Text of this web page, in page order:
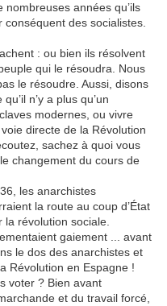
années qu’ils
des socialistes.
: ou bien ils résolvent
qui le résoudra. Nous
le résoudre. Aussi, disons
n’y a plus qu’un
modernes, ou vivre
directe de la Révolution
sachez à quoi vous
changement du cours de
les anarchistes
la route au coup d’État
révolution sociale.
gaiement ... avant
le dos des anarchistes et
Révolution en Espagne !
voter ? Bien avant
et du travail forcé,